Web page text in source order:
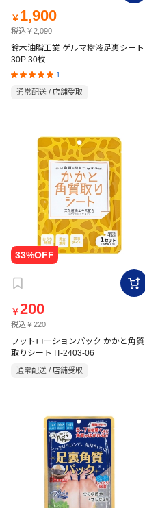
￥ 1,900
税込￥2,090
鈴木油脂工業 ゲルマ樹液足裏シート
30P 30枚
1
通常配送 / 店舗受取
￥200
税込￥220
フットローションパック かかと角質
取りシート IT-2403-06
通常配送 / 店舗受取